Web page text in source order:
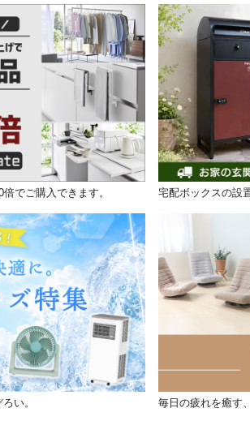
でご購入できます。 宅配ボックスの設
い。 毎日の疲れを癒す